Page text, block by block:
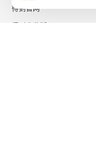
三 《白氏文集·
得到官网